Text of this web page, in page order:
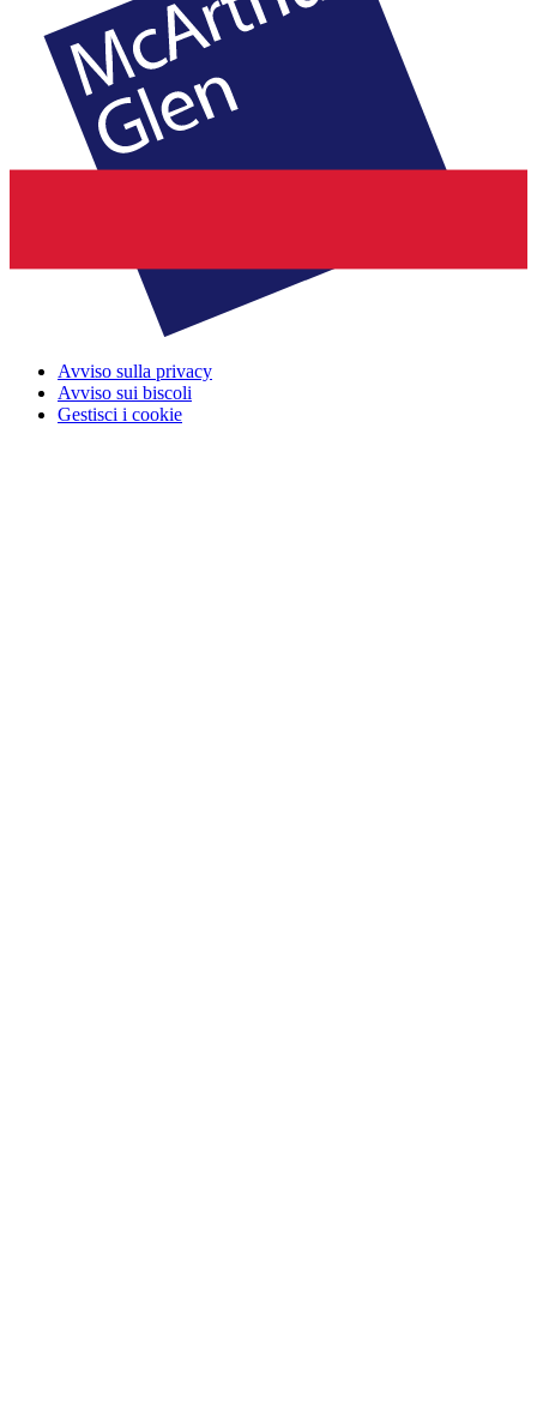
Avviso sulla privacy
Avviso sui biscoli
Gestisci i cookie